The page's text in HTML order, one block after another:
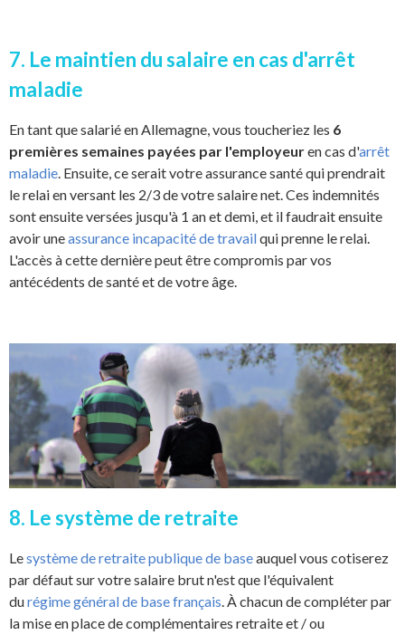
7. Le maintien du salaire en cas d'arrêt
maladie
En tant que salarié en Allemagne, vous toucheriez les 6
premières semaines payées par l'employeuren cas d'arrêt
maladie. Ensuite, ce serait votre assurance santé qui prendrait
le relai en versant les 2/3 de votre salaire net. Ces indemnités
sont ensuite versées jusqu'à 1 an et demi, et il faudrait ensuite
avoir uneassurance incapacité de travailqui prenne le relai.
L'accès à cette dernière peut être compromis par vos
antécédents de santé et de votre âge.
8. Le système de retraite
Lesystème de retraite publique de baseauquel vous cotiserez
par défaut sur votre salaire brut n'est que l'équivalent
durégime général de base français. À chacun de compléter par
la mise en place de complémentaires retraite et / ou